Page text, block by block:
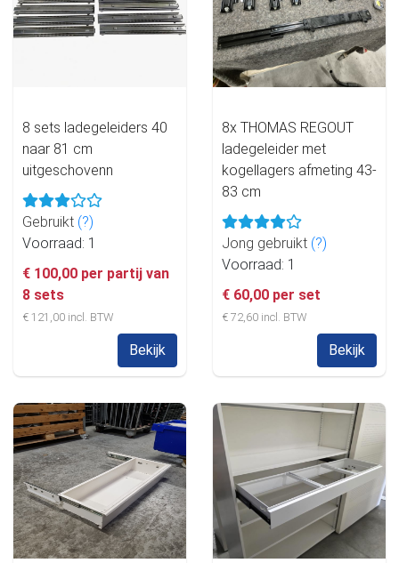
8 sets ladegeleiders 40
naar 81 cm
uitgeschovenn
Gebruikt (?)
Voorraad: 1
€ 100,00 per partij van
8 sets
€ 121,00 incl. BTW
Bekijk
8x THOMAS REGOUT
ladegeleider met
kogellagers afmeting 43-
83 cm
Jong gebruikt (?)
Voorraad: 1
€ 60,00 per set
€ 72,60 incl. BTW
Bekijk